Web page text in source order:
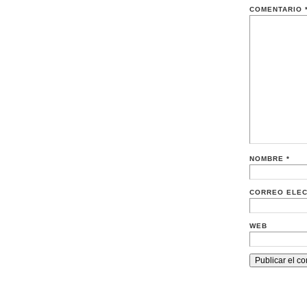
COMENTARIO *
NOMBRE *
CORREO
WEB